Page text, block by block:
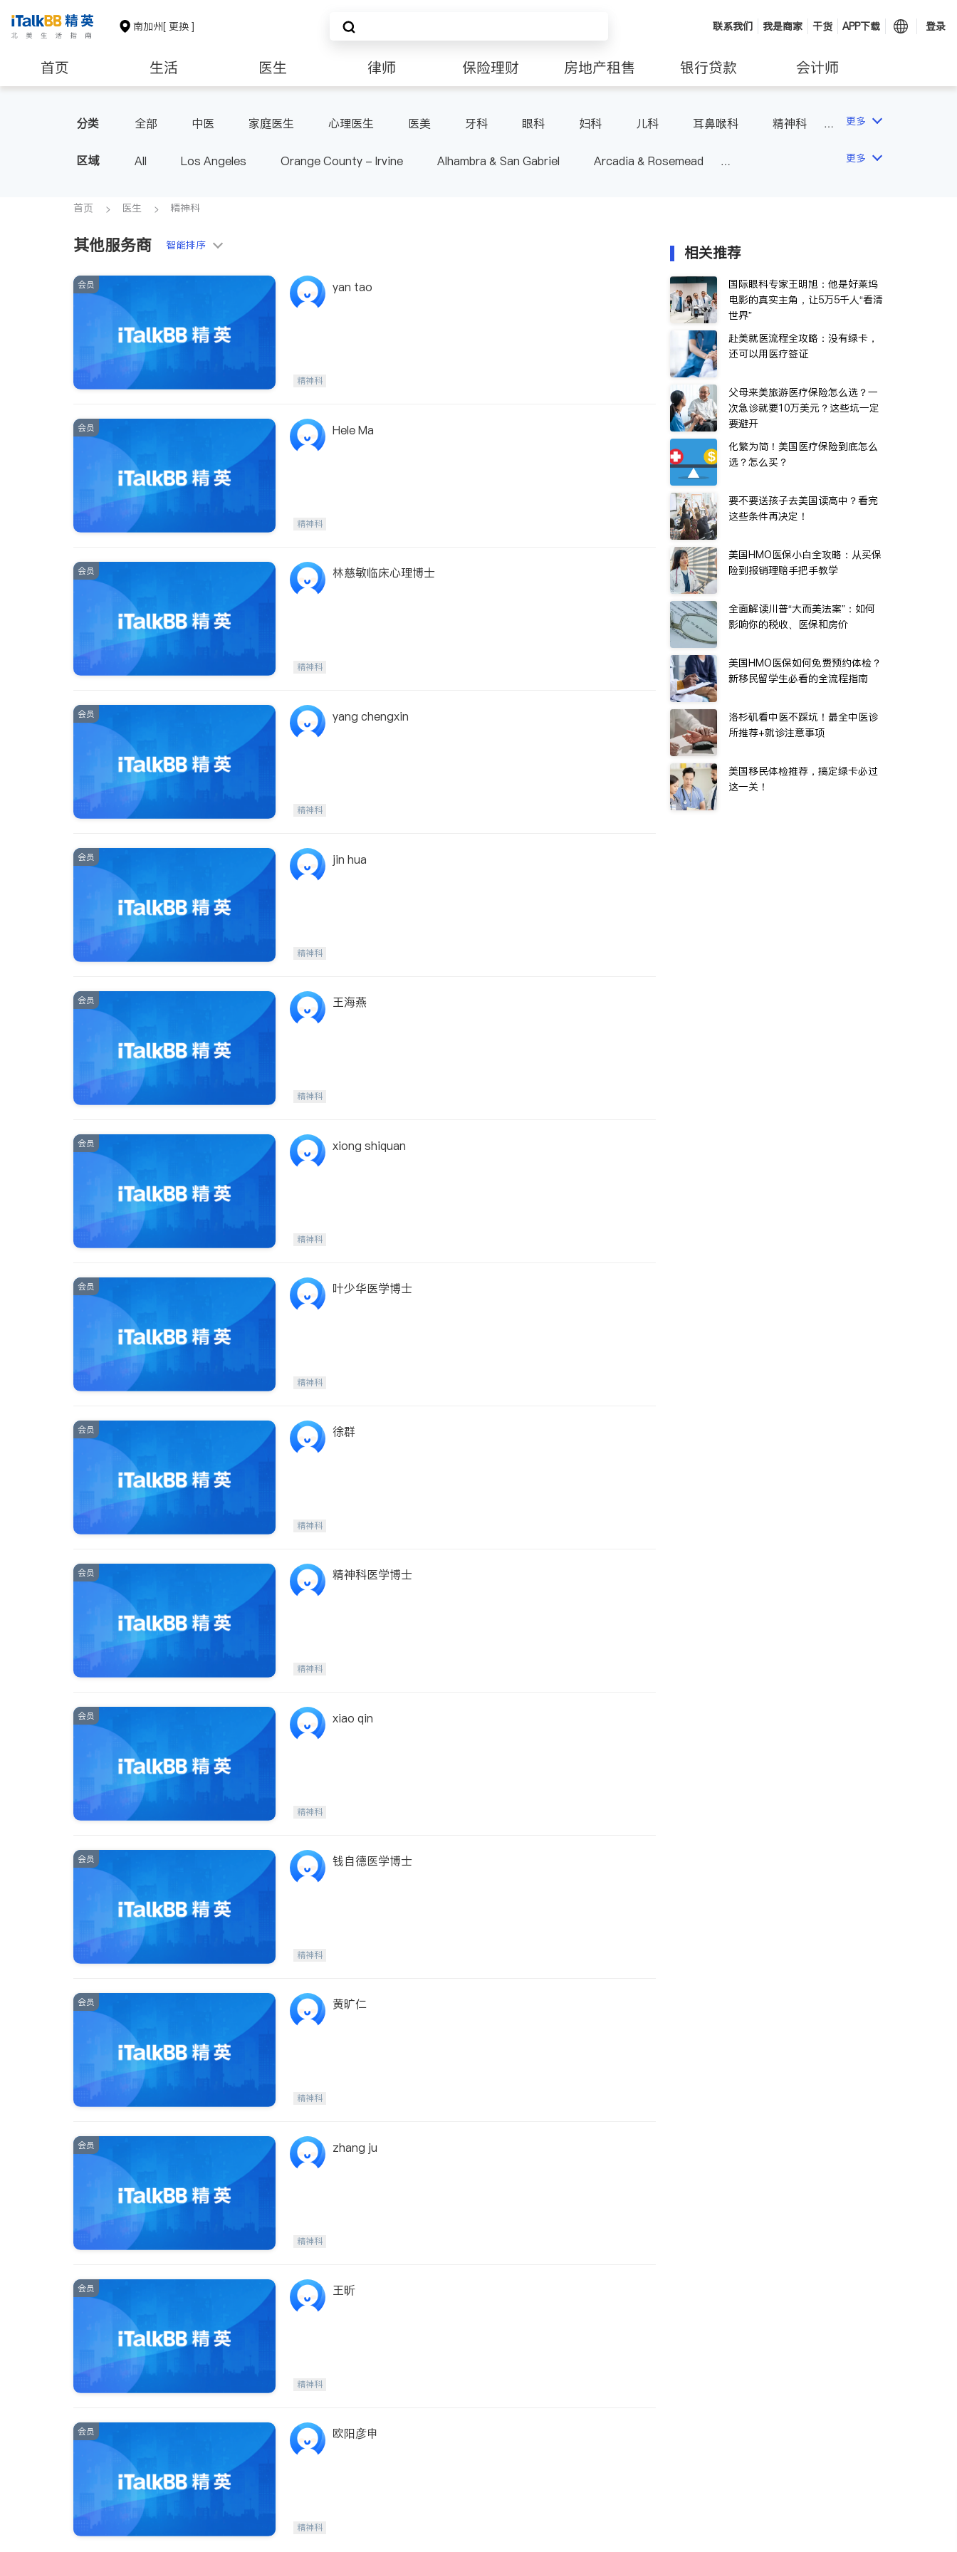
南加州[ 更换 ] 联系我们 我是商家 干货 APP下载 登录
首页 生活 医生 律师 保险理财 房地产租售 银行贷款 会计师
分类 全部 中医 家庭医生 心理医生 医美 牙科 眼科 妇科 儿科 耳鼻喉科
精神科
脊椎神经科
呼吸科 医生-其它 内分泌科 骨科
更多
区域 All Los Angeles Orange County - Irvine Alhambra & San Gabriel
Arcadia & Rosemead
Inyo & San Bernardino
更多
首页 医生 精神科
其他服务商 智能排序
会员 yan tao
精神科
会员 Hele Ma
精神科
会员 林慈敏临床心理博士
精神科
会员 yang chengxin
精神科
会员 jin hua
精神科
会员 王海燕
精神科
会员 xiong shiquan
精神科
会员 叶少华医学博士
精神科
会员 徐群
精神科
会员 精神科医学博士
精神科
会员 xiao qin
精神科
会员 钱自德医学博士
精神科
会员 黄旷仁
精神科
会员 zhang ju
精神科
会员 王昕
精神科
会员 欧阳彦申
精神科
相关推荐
国际眼科专家王明旭：他是好莱坞
电影的真实主角，让5万5千人“看清
世界”
赴美就医流程全攻略：没有绿卡，
还可以用医疗签证
父母来美旅游医疗保险怎么选？一
次急诊就要10万美元？这些坑一定
要避开
化繁为简！美国医疗保险到底怎么
选？怎么买？
要不要送孩子去美国读高中？看完
这些条件再决定！
美国HMO医保小白全攻略：从买保
险到报销理赔手把手教学
全面解读川普“大而美法案”：如何
影响你的税收、医保和房价
美国HMO医保如何免费预约体检？
新移民留学生必看的全流程指南
洛杉矶看中医不踩坑！最全中医诊
所推荐+就诊注意事项
美国移民体检推荐，搞定绿卡必过
这一关！